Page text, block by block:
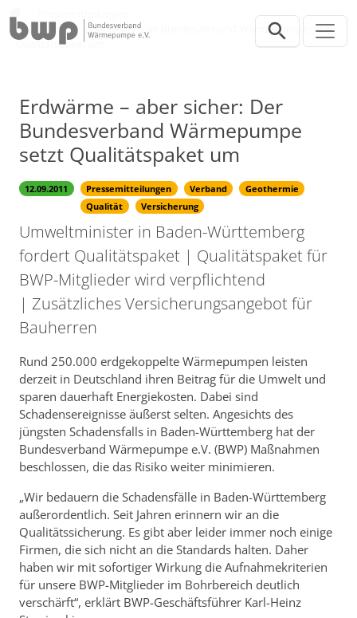
Erdwärme – aber sicher: Der Bundesverband Wärmepumpe setzt
Qualitätspaket um
Erdwärme – aber sicher: Der
Bundesverband Wärmepumpe
setzt Qualitätspaket um
12.09.2011 Pressemitteilungen Verband
Geothermie
Qualität
Versicherung
Umweltminister in Baden-Württemberg
fordert Qualitätspaket | Qualitätspaket für
BWP-Mitglieder wird verpflichtend
| Zusätzliches Versicherungsangebot für
Bauherren
Rund 250.000 erdgekoppelte Wärmepumpen leisten
derzeit in Deutschland ihren Beitrag für die Umwelt und
sparen dauerhaft Energiekosten. Dabei sind
Schadensereignisse äußerst selten. Angesichts des
jüngsten Schadensfalls in Baden-Württemberg hat der
Bundesverband Wärmepumpe e.V. (BWP) Maßnahmen
beschlossen, die das Risiko weiter minimieren.
„Wir bedauern die Schadensfälle in Baden-Württemberg
außerordentlich. Seit Jahren erinnern wir an die
Qualitätssicherung. Es gibt aber leider immer noch einige
Firmen, die sich nicht an die Standards halten. Daher
haben wir mit sofortiger Wirkung die Aufnahmekriterien
für unsere BWP-Mitglieder im Bohrbereich deutlich
verschärft“, erklärt BWP-Geschäftsführer Karl-Heinz